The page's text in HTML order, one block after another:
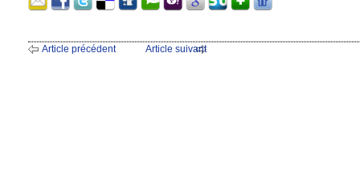
Article précédent Article suivant